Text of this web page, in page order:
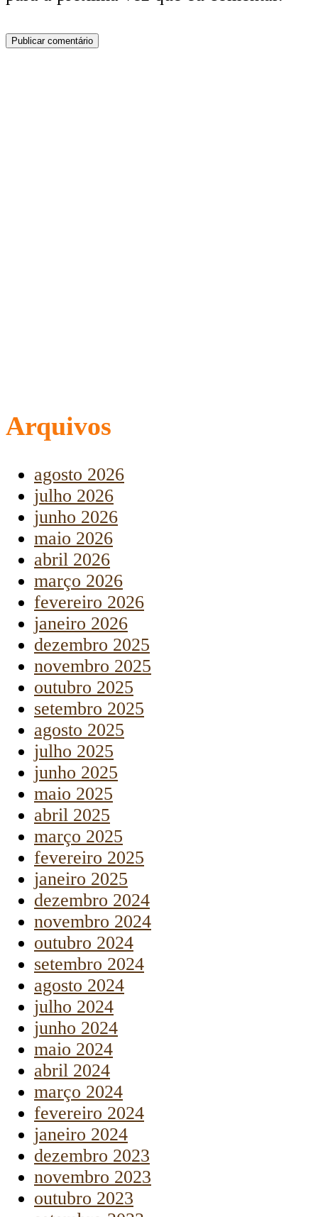
Arquivos
agosto 2026
julho 2026
junho 2026
maio 2026
abril 2026
março 2026
fevereiro 2026
janeiro 2026
dezembro 2025
novembro 2025
outubro 2025
setembro 2025
agosto 2025
julho 2025
junho 2025
maio 2025
abril 2025
março 2025
fevereiro 2025
janeiro 2025
dezembro 2024
novembro 2024
outubro 2024
setembro 2024
agosto 2024
julho 2024
junho 2024
maio 2024
abril 2024
março 2024
fevereiro 2024
janeiro 2024
dezembro 2023
novembro 2023
outubro 2023